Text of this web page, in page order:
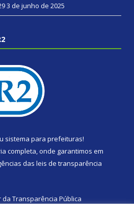
3 de junho de 2025
sistema para prefeituras!
completa, onde garantimos em
das leis de transparência
da Transparência Pública